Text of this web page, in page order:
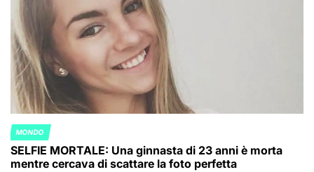
POSTED
IN
MONDO
SELFIE MORTALE: Una ginnasta di 23 anni è morta
mentre cercava di scattare la foto perfetta